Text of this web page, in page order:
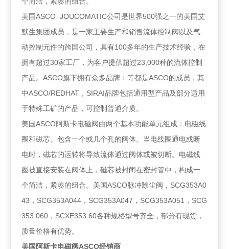
美国ASCO JOUCOMATIC公司是世界500强之一的美国艾
默生集团成员，是一家主要生产和销售流体控制阀以及气
动控制元件的跨国公司，具有100多年的生产技术经验，在
拥有超过30家工厂，为客户提供超过23,000种的流体控制
产品。ASCO旗下拥有众多品牌：等都是ASCO的成员，其
中ASCO/REDHAT，SIRAI品牌包括通用型产品及部分适用
于特殊工矿的产品，可控制普通介质。
美国ASCO阿斯卡电磁阀由两个基本功能单元组成：电磁线
圈和磁芯。包含一个或几个孔的阀体。当电线圈通电或断
电时，磁芯的运转将导致流体通过阀体或被切断。电磁线
圈被直接安装在阀体上，磁芯被封闭在密封管中，构成一
个简洁，紧凑的组合。美国ASCO脉冲除尘阀，SCG353A0
43，SCG353A044，SCG353A047，SCG353A051，SCG
353.060，SCXE353.60各种规格型号齐全，部分有现货，
质量价格有优势。
美国阿斯卡电磁阀ASCO经销商